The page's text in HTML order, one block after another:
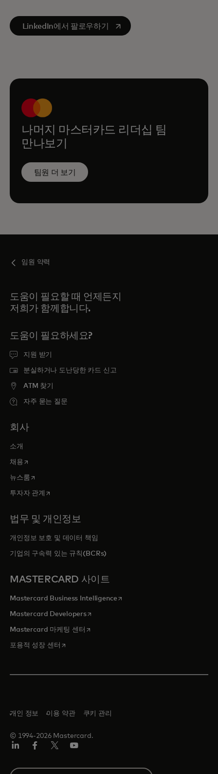
LinkedIn에서 팔로우하기
새 탭에서 열림
나머지 마스터카드 리더십 팀
만나보기
팀원 더 보기
임원 약력
도움이 필요할 때 언제든지
저희가 함께합니다.
도움이 필요하세요?
지원 받기
분실하거나 도난당한 카드 신고
ATM 찾기
자주 묻는 질문
회사
소개
채용새 탭에서 열림
뉴스룸새 탭에서 열림
투자자 관계 새 탭에서 열림
법무 및 개인정보
개인정보 보호 및 데이터 책임
기업의 구속력 있는 규칙(BCRs)
MASTERCARD 사이트
Mastercard Business Intelligence새 탭에서 열림
Mastercard Developers새 탭에서 열림
Mastercard 마케팅 센터 새 탭에서 열림
포용적 성장 센터 새 탭에서 열림
© 1994-2026 Mastercard.
개인 정보 이용 약관 쿠키 관리
SIn
ook
터/
브